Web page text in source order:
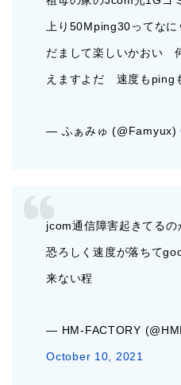
上り50Mping30ってな
だまして楽しいかおい
えますよだ 速度もping
— ふぁみゅ (@Famyux)
jcom通信障害起きてるの
恐ろしく速度が落ちて
来ない程
— HM-FACTORY
October 10, 2021